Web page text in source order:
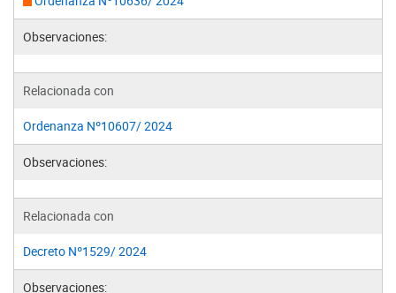
Observaciones:
Relacionada con
Ordenanza Nº10607/ 2024
Observaciones:
Relacionada con
Decreto Nº1529/ 2024
Observaciones: